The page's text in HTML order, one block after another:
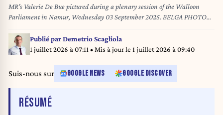
MR's Valerie De Bue pictured during a plenary session of the Walloon
Parliament in Namur, Wednesday 03 September 2025. BELGA PHOTO
ERIC LALMAND
Publié parDemetrio Scagliola
1 juillet 2026 à 07:11 • Mis à jour le 1 juillet 2026 à 09:40
Suis-nous sur GOOGLE NEWS GOOGLE DISCOVER
RÉSUMÉDE L'ARTICLE